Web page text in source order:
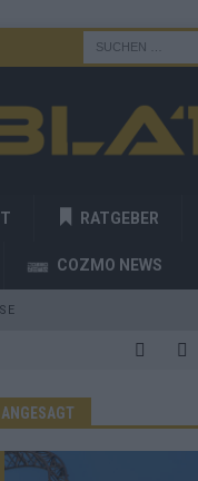
RATGEBER
COZMO NEWS